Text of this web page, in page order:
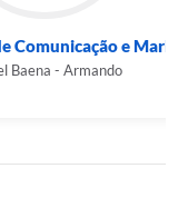
e Marketing